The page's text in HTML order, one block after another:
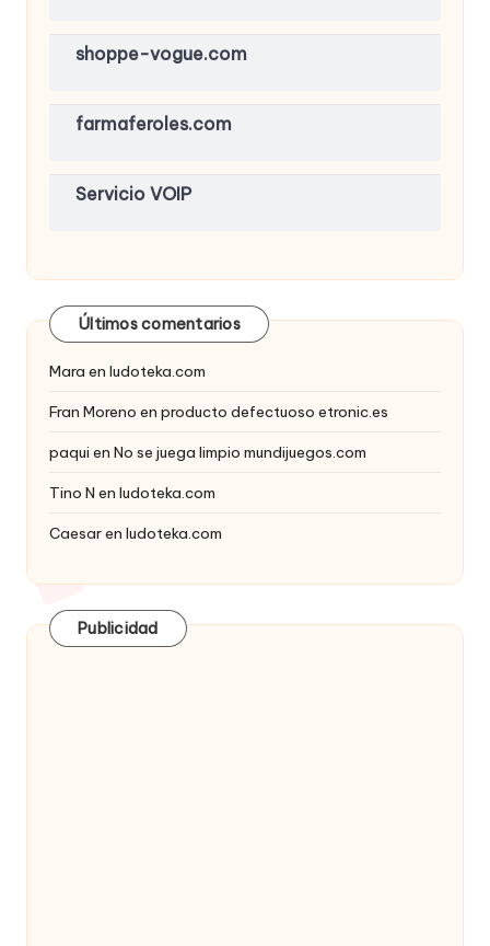
shoppe-vogue.com
farmaferoles.com
Servicio VOIP
Últimos comentarios
Mara en ludoteka.com
Fran Moreno en producto defectuoso etronic.es
paqui en No se juega limpio mundijuegos.com
Tino N en ludoteka.com
Caesaren ludoteka.com
Publicidad